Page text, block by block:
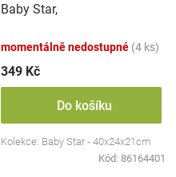
Baby Star,
momentálně nedostupné (4 ks)
349 Kč
Do košíku
Kolekce: Baby Star - 40x24x21cm
Kód: 86164401